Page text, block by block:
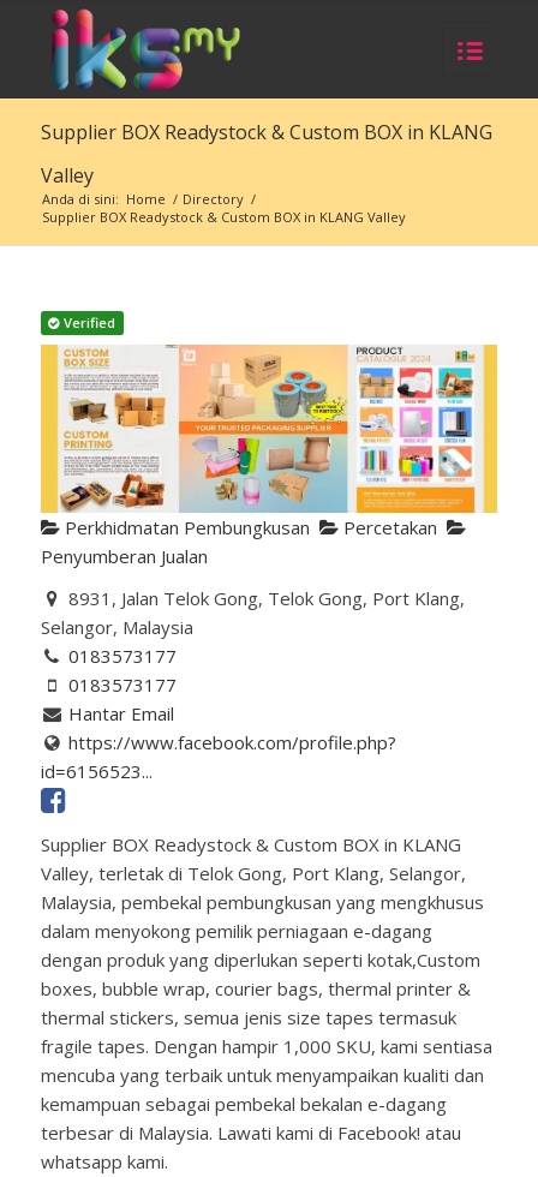
Supplier BOX Readystock & Custom BOX in KLANG
Valley
Anda di sini: Home / Directory /
Supplier BOX Readystock & Custom BOX in KLANG Valley
Verified
Perkhidmatan Pembungkusan
Percetakan
Penyumberan Jualan
8931, Jalan Telok Gong, Telok Gong, Port Klang,
Selangor, Malaysia
0183573177
0183573177
Hantar Email
https://www.facebook.com/profile.php?
id=6156523...
Supplier BOX Readystock & Custom BOX in KLANG
Valley, terletak di Telok Gong, Port Klang, Selangor,
Malaysia, pembekal pembungkusan yang mengkhusus
dalam menyokong pemilik perniagaan e-dagang
dengan produk yang diperlukan seperti kotak,Custom
boxes, bubble wrap, courier bags, thermal printer &
thermal stickers, semua jenis size tapes termasuk
fragile tapes. Dengan hampir 1,000 SKU, kami sentiasa
mencuba yang terbaik untuk menyampaikan kualiti dan
kemampuan sebagai pembekal bekalan e-dagang
terbesar di Malaysia. Lawati kami di Facebook! atau
whatsapp kami.